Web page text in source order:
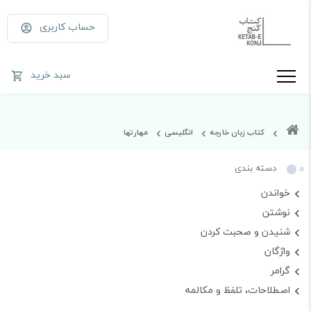
حساب کاربری
سبد خرید
کتاب زبان خارجه انگلیسی مهارتها
دسته بندی
خواندن
نوشتن
شنیدن و صحبت کردن
واژگان
گرامر
اصطلاحات، تلفظ و مکالمه